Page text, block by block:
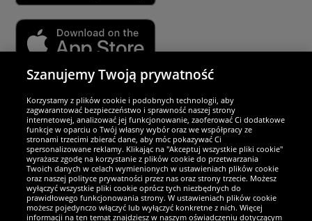
Partnerzy i bezpieczeństwo
Jesteśmy wyjątkowi
Szanujemy Twoją prywatność
Korzystamy z plików cookie i podobnych technologii, aby
zagwarantować bezpieczeństwo i sprawność naszej strony
internetowej, analizować jej funkcjonowanie, zaoferować Ci dodatkowe
funkcje w oparciu o Twój własny wybór oraz we współpracy ze
stronami trzecimi zbierać dane, aby móc pokazywać Ci
spersonalizowane reklamy. Klikając na "Akceptuj wszystkie pliki cookie"
wyrażasz zgodę na korzystanie z plików cookie do przetwarzania
Twoich danych w celach wymienionych w ustawieniach plików cookie
oraz naszej polityce prywatności przez nas oraz strony trzecie. Możesz
wyłączyć wszystkie pliki cookie oprócz tych niezbędnych do
prawidłowego funkcjonowania strony. W ustawieniach plików cookie
możesz pojedynczo włączyć lub wyłączyć konkretne z nich. Więcej
informacji na ten temat znajdziesz w naszym oświadczeniu dotyczącym